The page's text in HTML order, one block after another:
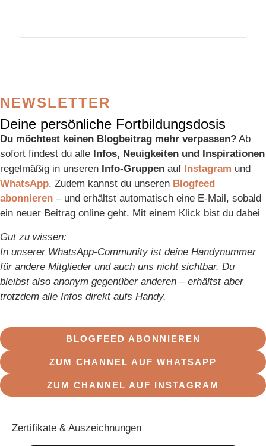
NEWSLETTER
Deine persönliche Fortbildungsdosis
Du möchtest keinen Blogbeitrag mehr verpassen? Ab
sofort findest du alle Infos, Neuigkeiten und Inspirationen
regelmäßig in unseren Info-Gruppen auf Instagram und
WhatsApp. Zudem kannst du unseren Blogfeed
abonnieren – und erhältst automatisch eine E-Mail, sobald
ein neuer Beitrag online geht. Mit einem Klick bist du dabei
Gut zu wissen:
In unserer WhatsApp-Community ist deine Handynummer
für andere Mitglieder und auch uns nicht sichtbar. Du
bleibst also anonym gegenüber anderen – erhältst aber
trotzdem alle Infos direkt aufs Handy.
BLOGFEED ABONNIEREN
ZUM CHANNEL AUF WHATSAPP
ZUM CHANNEL AUF INSTAGRAM
Zertifikate & Auszeichnungen